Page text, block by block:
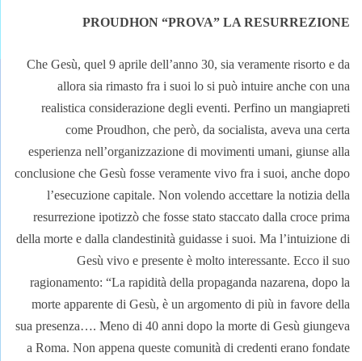
PROUDHON “PROVA” LA RESURREZIONE
Che Gesù, quel 9 aprile dell’anno 30, sia veramente risorto e da
allora sia rimasto fra i suoi lo si può intuire anche con una
realistica considerazione degli eventi. Perfino un mangiapreti
come Proudhon, che però, da socialista, aveva una certa
esperienza nell’organizzazione di movimenti umani, giunse alla
conclusione che Gesù fosse veramente vivo fra i suoi, anche dopo
l’esecuzione capitale. Non volendo accettare la notizia della
resurrezione ipotizzò che fosse stato staccato dalla croce prima
della morte e dalla clandestinità guidasse i suoi. Ma l’intuizione di
Gesù vivo e presente è molto interessante. Ecco il suo
ragionamento: “La rapidità della propaganda nazarena, dopo la
morte apparente di Gesù, è un argomento di più in favore della
sua presenza…. Meno di 40 anni dopo la morte di Gesù giungeva
a Roma. Non appena queste comunità di credenti erano fondate